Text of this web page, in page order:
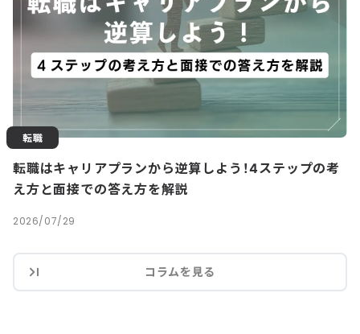
転職
転職はキャリアプランから逆算しよう！4ステップの考
え方と面接での答え方を解説
2026/07/29
コラムを見る